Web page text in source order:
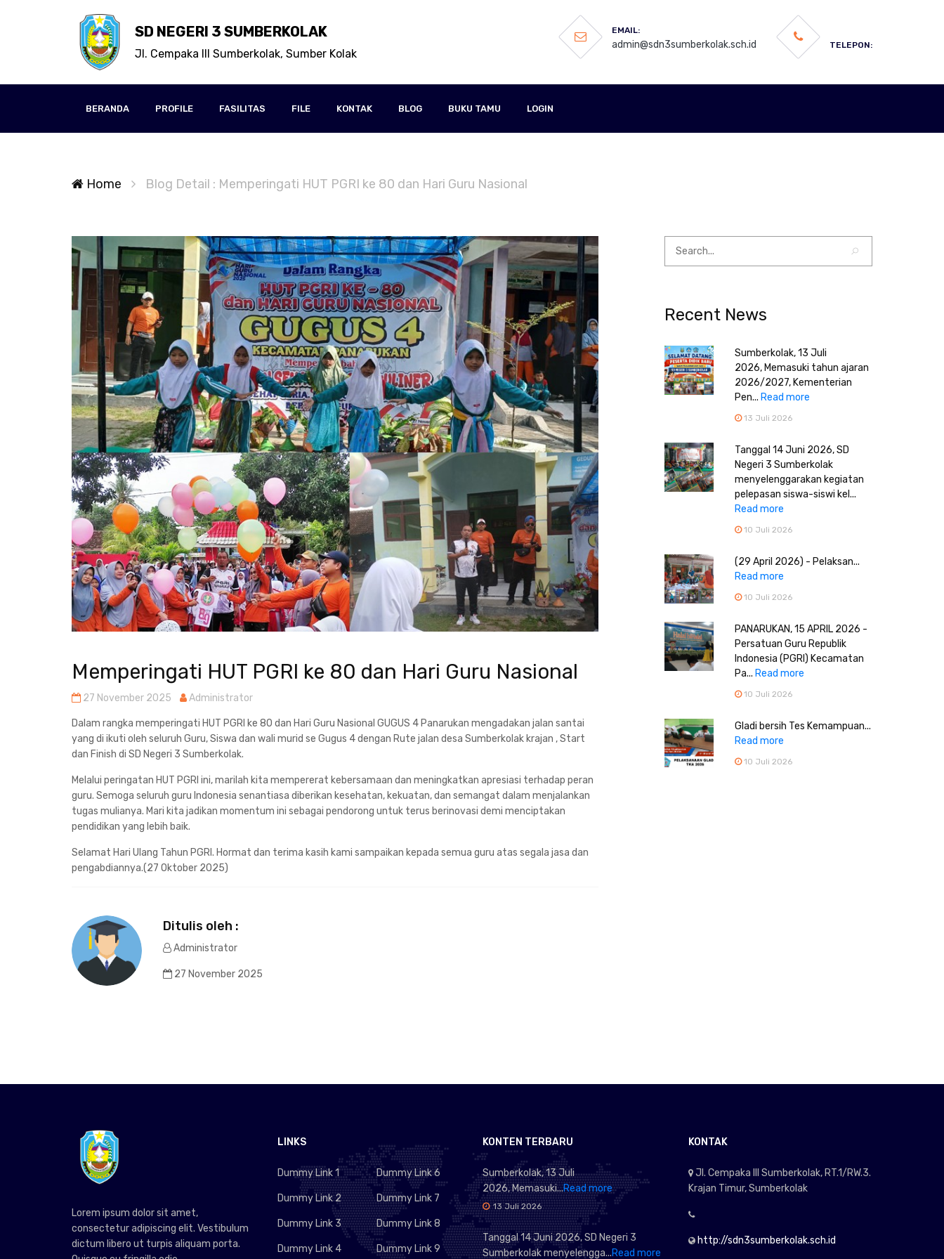
SD NEGERI 3 SUMBERKOLAK
Jl. Cempaka III Sumberkolak, Sumber Kolak
EMAIL:
admin@sdn3sumberkolak.sch.id TELEPON:
BERANDA PROFILE FASILITAS FILE KONTAK BLOG BUKU TAMU LOGIN
Home Blog Detail : Memperingati HUT PGRI ke 80 dan Hari Guru Nasional
Memperingati HUT PGRI ke 80 dan Hari Guru Nasional
27 November 2025 Administrator
Dalam rangka memperingati HUT PGRI ke 80 dan Hari Guru Nasional GUGUS 4 Panarukan mengadakan jalan santai
yang di ikuti oleh seluruh Guru, Siswa dan wali murid se Gugus 4 dengan Rute jalan desa Sumberkolak krajan , Start
dan Finish di SD Negeri 3 Sumberkolak.
Melalui peringatan HUT PGRI ini, marilah kita mempererat kebersamaan dan meningkatkan apresiasi terhadap peran
guru. Semoga seluruh guru Indonesia senantiasa diberikan kesehatan, kekuatan, dan semangat dalam menjalankan
tugas mulianya. Mari kita jadikan momentum ini sebagai pendorong untuk terus berinovasi demi menciptakan
pendidikan yang lebih baik.
Selamat Hari Ulang Tahun PGRI. Hormat dan terima kasih kami sampaikan kepada semua guru atas segala jasa dan
pengabdiannya.(27 Oktober 2025)
Ditulis oleh :
Administrator
27 November 2025
Recent News
Sumberkolak, 13 Juli
2026, Memasuki tahun ajaran
2026/2027, Kementerian
Pen... Read more
13 Juli 2026
Tanggal 14 Juni 2026, SD
Negeri 3 Sumberkolak
menyelenggarakan kegiatan
pelepasan siswa-siswi kel...
Read more
10 Juli 2026
(29 April 2026) - Pelaksan...
Read more
10 Juli 2026
PANARUKAN, 15 APRIL 2026 -
Persatuan Guru Republik
Indonesia (PGRI) Kecamatan
Pa... Read more
10 Juli 2026
Gladi bersih Tes Kemampuan...
Read more
10 Juli 2026
Lorem ipsum dolor sit amet,
consectetur adipiscing elit. Vestibulum
dictum libero ut turpis aliquam porta.
LINKS
Dummy Link 1
Dummy Link 2
Dummy Link 3
Dummy Link 4
Dummy Link 6
Dummy Link 7
Dummy Link 8
Dummy Link 9
KONTEN TERBARU
Sumberkolak, 13 Juli
2026, Memasuki...Read more
13 Juli 2026
Tanggal 14 Juni 2026, SD Negeri 3
Sumberkolak menyelengga...Read more
KONTAK
Jl. Cempaka III Sumberkolak, RT.1/RW.3.
Krajan Timur, Sumberkolak
http://sdn3sumberkolak.sch.id